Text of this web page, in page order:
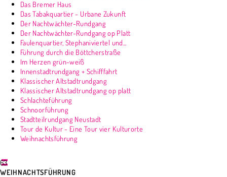
Das Bremer Haus
Das Tabakquartier - Urbane Zukunft
Der Nachtwächter-Rundgang
Der Nachtwächter-Rundgang op Platt
Faulenquartier, Stephaniviertel und...
Führung durch die Böttcherstraße
Im Herzen grün-weiß
Innenstadtrundgang + Schifffahrt
Klassischer Altstadtrundgang
Klassischer Altstadtrundgang op platt
Schlachteführung
Schnoorführung
Stadtteilrundgang Neustadt
Tour de Kultur - Eine Tour vier Kulturorte
Weihnachtsführung
63
WEIHNACHTSFÜHRUNG